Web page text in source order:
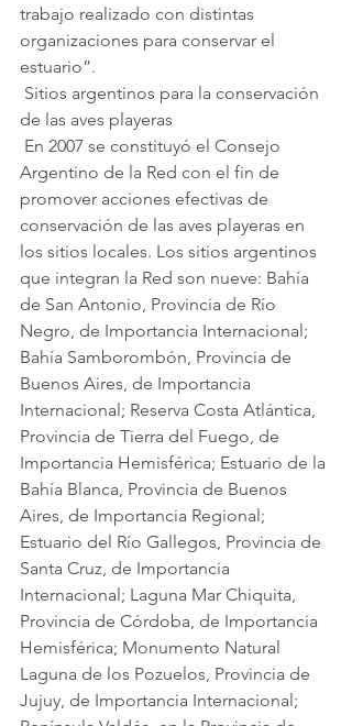
trabajo realizado con distintas
organizaciones para conservar el
estuario”.
de las aves playeras
Argentino de la Red con el fin de
promover acciones efectivas de
conservación de las aves playeras en
los sitios locales. Los sitios argentinos
que integran la Red son nueve: Bahía
de San Antonio, Provincia de Río
Negro, de Importancia Internacional;
Bahía Samborombón, Provincia de
Buenos Aires, de Importancia
Internacional; Reserva Costa Atlántica,
Provincia de Tierra del Fuego, de
Importancia Hemisférica; Estuario de la
Bahía Blanca, Provincia de Buenos
Aires, de Importancia Regional;
Estuario del Río Gallegos, Provincia de
Santa Cruz, de Importancia
Internacional; Laguna Mar Chiquita,
Provincia de Córdoba, de Importancia
Hemisférica; Monumento Natural
Laguna de los Pozuelos, Provincia de
Jujuy, de Importancia Internacional;